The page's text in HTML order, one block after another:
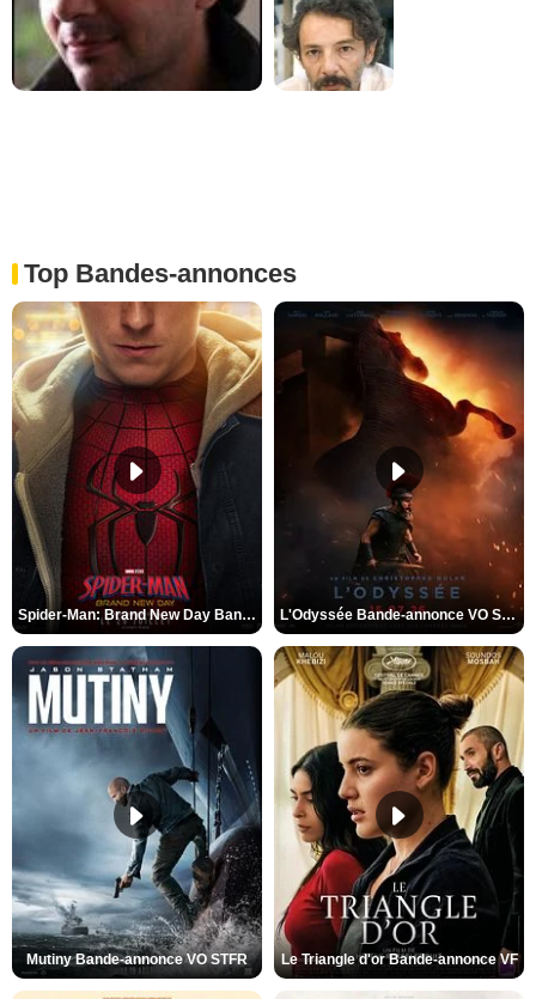
Top Bandes-annonces
Spider-Man: Brand New Day Bande-annonce VO STFR L'Odyssée Bande-annonce VO STFR
Mutiny Bande-annonce VO STFR Le Triangle d'or Bande-annonce VF